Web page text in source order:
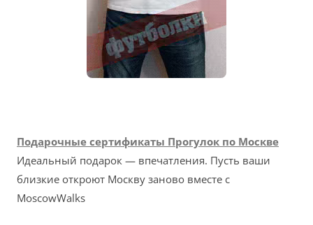
Подарочные сертификаты Прогулок по Москве
Идеальный подарок — впечатления. Пусть ваши
близкие откроют Москву заново вместе с
MoscowWalks